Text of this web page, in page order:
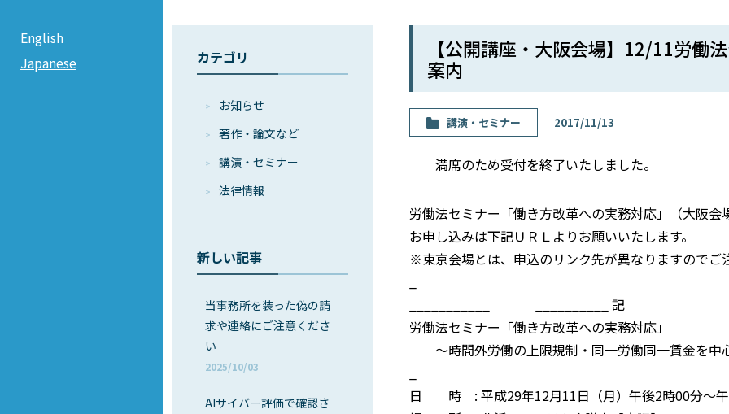
English
Japanese
カテゴリ
お知らせ
著作・論⽂など
講演・セミナー
法律情報
新しい記事
当事務所を装った偽の請
求や連絡にご注意くださ
い
2025/10/03
AIサイバー評価で確認さ
【公開講座・大阪会場】12/11労働
案内
講演・セミナー 2017/11/13
満席のため受付を終了いたしました。
労働法セミナー「働き方改革への実務対応」（大阪
お申し込みは下記ＵＲＬよりお願いいたします。
※東京会場とは、申込のリンク先が異なりますのでご
___________ __________ 記
労働法セミナー「働き方改革への実務対応」
〜時間外労働の上限規制・同一労働同一賃金を中
日 時 : 平成29年12月11日（月）午後2時00分〜午